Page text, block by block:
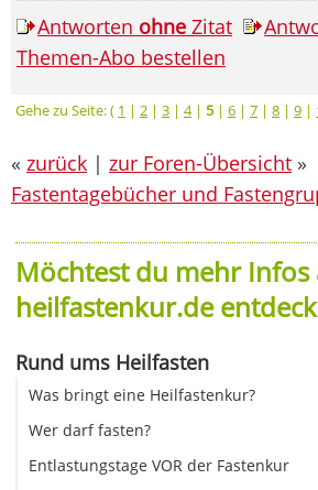
Antworten ohne Zitat
Themen-Abo bestellen
Gehe zu Seite: ( 1 | 2 | 3 | 4| 5| 6 | 7 | 8 | 9 |
« zurück | zur Foren-Übersicht »
Fastentagebücher und
Möchtest du mehr Infos
heilfastenkur.de
Rund ums Heilfasten
Was bringt eine Heilfastenkur?
Wer darf fasten?
Entlastungstage VOR der Fastenkur